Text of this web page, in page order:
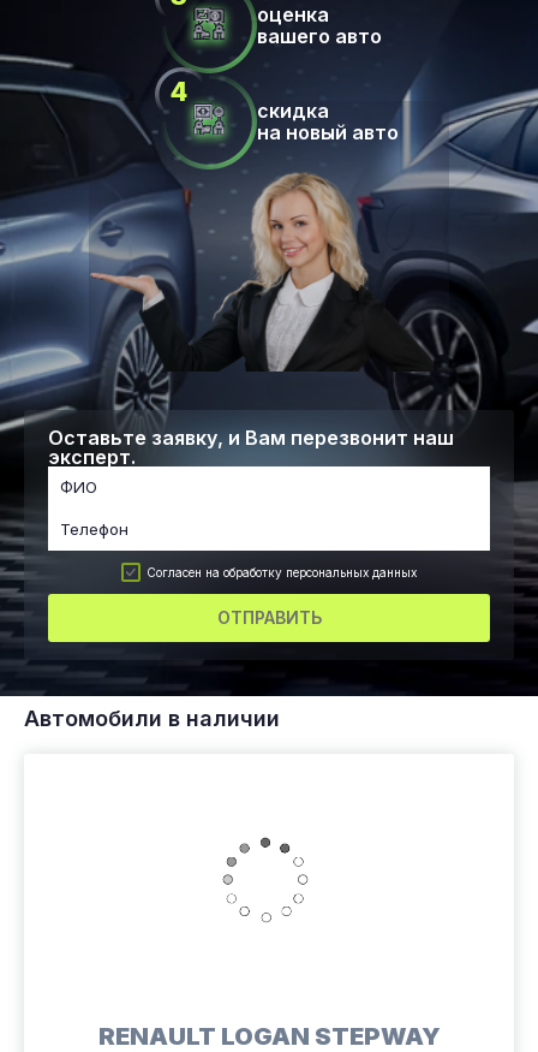
Оставьте заявку, и Вам перезвонит наш
эксперт.
Согласен на обработку персональных данных
ОТПРАВИТЬ
оценка
вашего авто
скидка
на новый авто
Автомобили в наличии
RENAULT LOGAN STEPWAY